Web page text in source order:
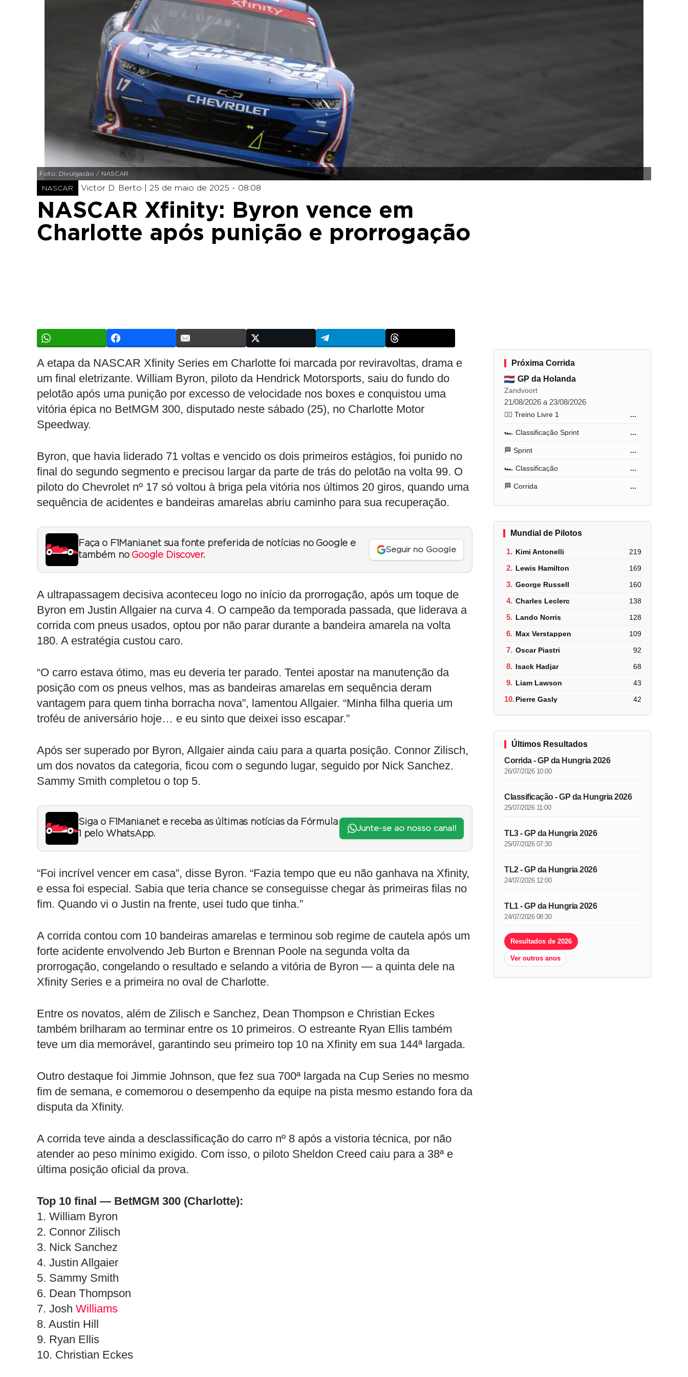
Foto: Divulgação / NASCAR
NASCAR Victor D. Berto | 25 de maio de 2025 - 08:08
NASCAR Xfinity: Byron vence em
Charlotte após punição e prorrogação
A etapa da NASCAR Xfinity Series em Charlotte foi marcada por reviravoltas, drama e
um final eletrizante. William Byron, piloto da Hendrick Motorsports, saiu do fundo do
pelotão após uma punição por excesso de velocidade nos boxes e conquistou uma
vitória épica no BetMGM 300, disputado neste sábado (25), no Charlotte Motor
Speedway.
Byron, que havia liderado 71 voltas e vencido os dois primeiros estágios, foi punido no
final do segundo segmento e precisou largar da parte de trás do pelotão na volta 99. O
piloto do Chevrolet nº 17 só voltou à briga pela vitória nos últimos 20 giros, quando uma
sequência de acidentes e bandeiras amarelas abriu caminho para sua recuperação.
Faça o F1Mania.net sua fonte preferida de notícias no Google e
também no Google Discover.
Seguir no Google
A ultrapassagem decisiva aconteceu logo no início da prorrogação, após um toque de
Byron em Justin Allgaier na curva 4. O campeão da temporada passada, que liderava a
corrida com pneus usados, optou por não parar durante a bandeira amarela na volta
180. A estratégia custou caro.
“O carro estava ótimo, mas eu deveria ter parado. Tentei apostar na manutenção da
posição com os pneus velhos, mas as bandeiras amarelas em sequência deram
vantagem para quem tinha borracha nova”, lamentou Allgaier. “Minha filha queria um
troféu de aniversário hoje… e eu sinto que deixei isso escapar.”
Após ser superado por Byron, Allgaier ainda caiu para a quarta posição. Connor Zilisch,
um dos novatos da categoria, ficou com o segundo lugar, seguido por Nick Sanchez.
Sammy Smith completou o top 5.
Siga o F1Mania.net e receba as últimas notícias da Fórmula
1 pelo WhatsApp.
Junte-se ao nosso canal!
“Foi incrível vencer em casa”, disse Byron. “Fazia tempo que eu não ganhava na Xfinity,
e essa foi especial. Sabia que teria chance se conseguisse chegar às primeiras filas no
fim. Quando vi o Justin na frente, usei tudo que tinha.”
A corrida contou com 10 bandeiras amarelas e terminou sob regime de cautela após um
forte acidente envolvendo Jeb Burton e Brennan Poole na segunda volta da
prorrogação, congelando o resultado e selando a vitória de Byron — a quinta dele na
Xfinity Series e a primeira no oval de Charlotte.
Entre os novatos, além de Zilisch e Sanchez, Dean Thompson e Christian Eckes
também brilharam ao terminar entre os 10 primeiros. O estreante Ryan Ellis também
teve um dia memorável, garantindo seu primeiro top 10 na Xfinity em sua 144ª largada.
Outro destaque foi Jimmie Johnson, que fez sua 700ª largada na Cup Series no mesmo
fim de semana, e comemorou o desempenho da equipe na pista mesmo estando fora da
disputa da Xfinity.
A corrida teve ainda a desclassificação do carro nº 8 após a vistoria técnica, por não
atender ao peso mínimo exigido. Com isso, o piloto Sheldon Creed caiu para a 38ª e
última posição oficial da prova.
Top 10 final — BetMGM 300 (Charlotte):
1. William Byron
2. Connor Zilisch
3. Nick Sanchez
4. Justin Allgaier
5. Sammy Smith
6. Dean Thompson
7. Josh Williams
8. Austin Hill
9. Ryan Ellis
10. Christian Eckes
Próxima Corrida
GP da Holanda
Zandvoort
21/08/2026 a 23/08/2026
🏋️‍♂️ Treino Livre 1 ...
🏎️ Classificação Sprint ...
🏁 Sprint ...
🏎️ Classificação ...
🏁 Corrida ...
Mundial de Pilotos
1. Kimi Antonelli 219
2. Lewis Hamilton 169
3. George Russell 160
4. Charles Leclerc 138
5. Lando Norris 128
6. Max Verstappen 109
7. Oscar Piastri 92
8. Isack Hadjar 68
9. Liam Lawson 43
10.Pierre Gasly 42
Últimos Resultados
Corrida - GP da Hungria 2026
26/07/2026 10:00
Classificação - GP da Hungria 2026
25/07/2026 11:00
TL3 - GP da Hungria 2026
25/07/2026 07:30
TL2 - GP da Hungria 2026
24/07/2026 12:00
TL1 - GP da Hungria 2026
24/07/2026 08:30
Resultados de 2026
Ver outros anos